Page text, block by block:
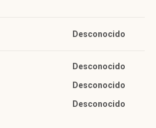
Desconocido
Desconocido
Desconocido
Desconocido